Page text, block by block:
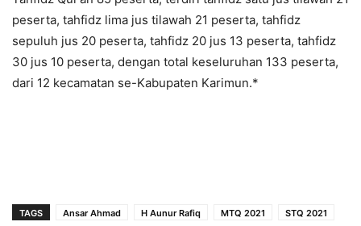
peserta, tahfidz lima jus tilawah 21 peserta, tahfidz
sepuluh jus 20 peserta, tahfidz 20 jus 13 peserta, tahfidz
30 jus 10 peserta, dengan total keseluruhan 133 peserta,
dari 12 kecamatan se-Kabupaten Karimun.*
TAGS Ansar Ahmad H Aunur Rafiq MTQ 2021 STQ 2021